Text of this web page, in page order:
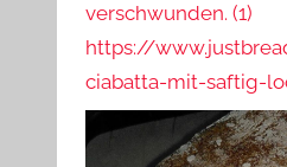
verschwunden. (1)
https://
ciabatta-mit-saftig-